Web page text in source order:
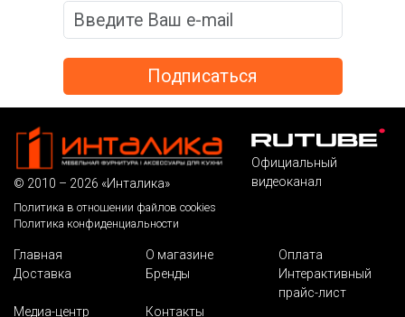
© 2010 – 2026 «Инталика»
Политика в отношении файлов cookies
Политика конфиденциальности
Официальный
видеоканал
Главная О магазине
Оплата
Доставка
Бренды
Интерактивный
прайс-лист
Медиа-центр
Контакты